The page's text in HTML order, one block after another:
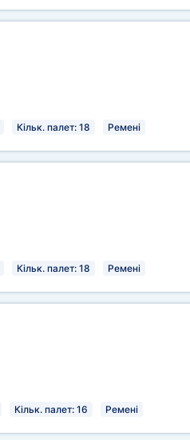
Кільк. палет: 18 Ремені
Кільк. палет: 18 Ремені
Кільк. палет: 16 Ремені